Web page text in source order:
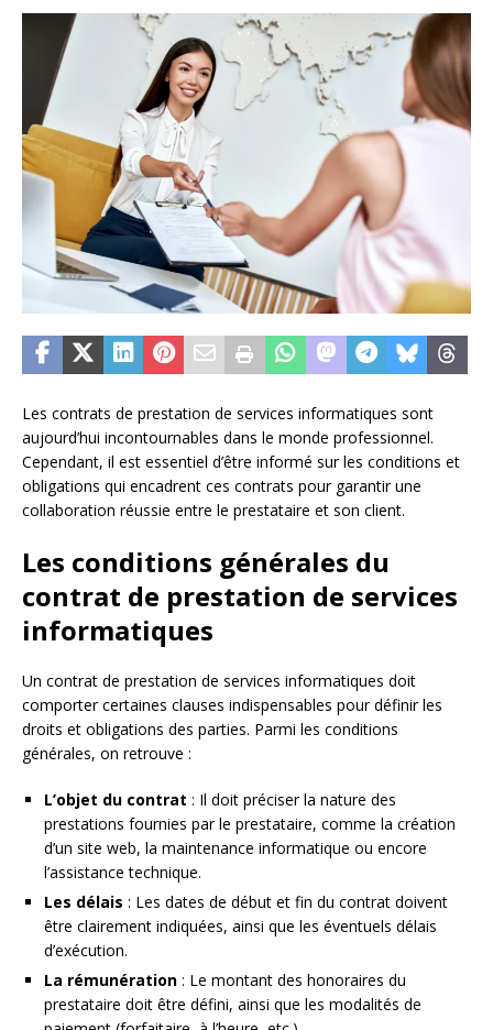
Les contrats de prestation de services informatiques sont
aujourd’hui incontournables dans le monde professionnel.
Cependant, il est essentiel d’être informé sur les conditions et
obligations qui encadrent ces contrats pour garantir une
collaboration réussie entre le prestataire et son client.
Les conditions générales du
contrat de prestation de services
informatiques
Un contrat de prestation de services informatiques doit
comporter certaines clauses indispensables pour définir les
droits et obligations des parties. Parmi les conditions
générales, on retrouve :
L’objet du contrat : Il doit préciser la nature des
prestations fournies par le prestataire, comme la création
d’un site web, la maintenance informatique ou encore
l’assistance technique.
Les délais : Les dates de début et fin du contrat doivent
être clairement indiquées, ainsi que les éventuels délais
d’exécution.
La rémunération : Le montant des honoraires du
prestataire doit être défini, ainsi que les modalités de